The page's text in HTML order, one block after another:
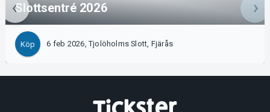
Slottsentré 2026
Köp 6 feb 2026, Tjolöholms Slott, Fjärås